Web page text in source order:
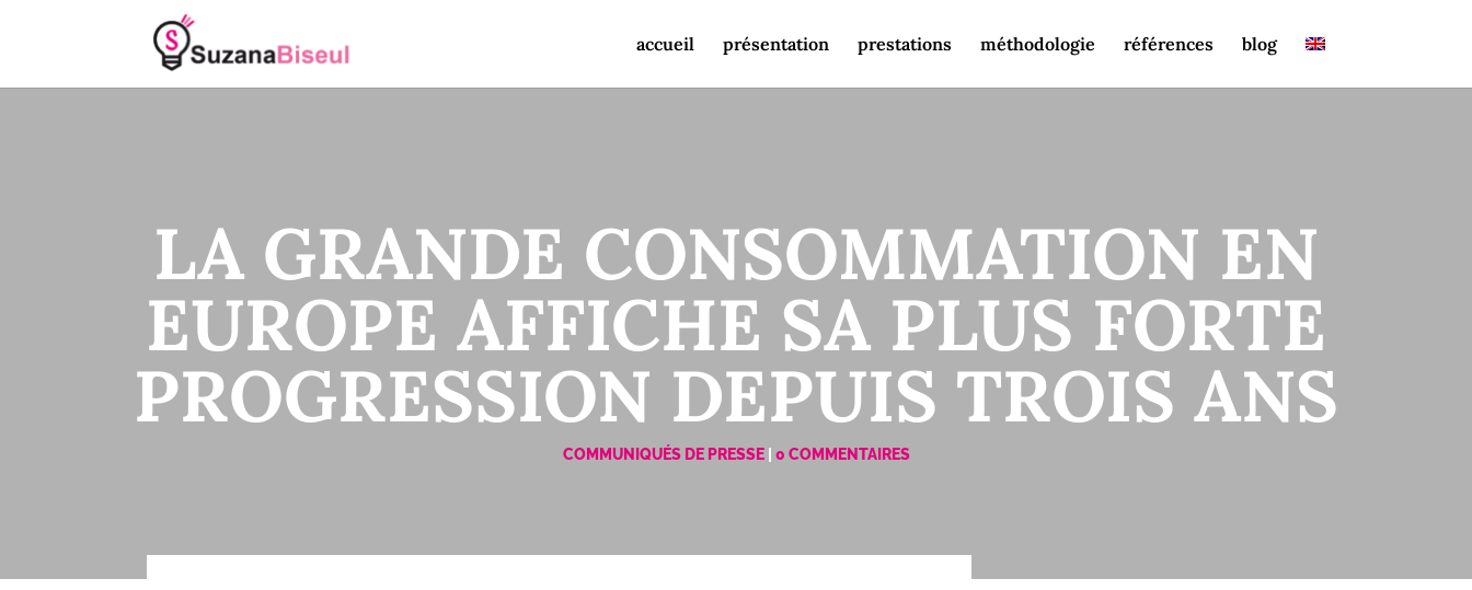
accueil présentation prestations méthodologie références blog
LA GRANDE CONSOMMATION EN
EUROPE AFFICHE SA PLUS FORTE
PROGRESSION DEPUIS TROIS ANS
COMMUNIQUÉS DE PRESSE| 0 COMMENTAIRES